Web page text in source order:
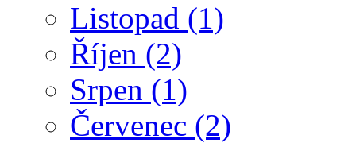
Listopad (1)
Říjen (2)
Srpen (1)
Červenec (2)